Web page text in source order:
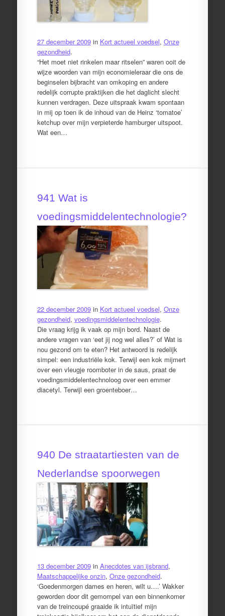
27 december 2009in Kort actueel voedsel, Onze
gezondheid.
“Het moet niet rinkelen maar ritselen” waren ooit de
wijze woorden van mijn economieleraar die ons de
beginselen bijbracht van omkoping en andere
redelijk corrupte praktijken die het daglicht slecht
kunnen verdragen. Deze uitspraak kwam spontaan
in mij op toen ik de inhoud van de Heinz ‘tomatoe’
ketchup over mijn verpieterde hamburger uitspoot.
Wat een…
941 Wat is
voedingsmiddelentechnologie?
22 december 2009in Kort actueel voedsel, Onze
gezondheid, voedingsmiddelentechnologie.
Die vraag krijg ik vaak op mijn bord. Naast de
andere vragen van ‘eet jij nog wel alles?’ of Wat is
nou gezond om te eten? Het antwoord is redelijk
simpel: een industriële kok. Terwijl een kok mijmert
over een vleugje roomboter in de saus, praat de
voedingsmiddelentechnoloog over een emmer
diacetyl. Terwijl een groenteboer…
940 De straatartiesten van de
Nederlandse spoorwegen
13 december 2009in Anecdotes van ijsbrand,
Maatschappelijke onzin, Onze gezondheid.
‘Goedenmorgen dames en heren, wilt u….’ Wakker
geworden door dit gemompel van een binnenkomer
van de treincoupé graaide ik intuïtief mijn